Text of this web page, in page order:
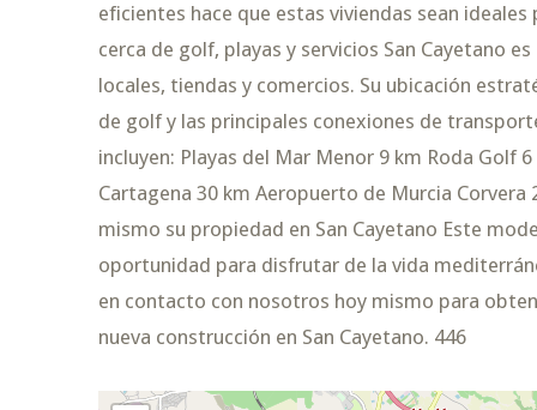
eficientes hace que estas viviendas sean
cerca de golf, playas y servicios San Cayetano
locales, tiendas y comercios. Su ubicación
de golf y las principales conexiones de
incluyen: Playas del Mar Menor 9 km Roda Golf
Cartagena 30 km Aeropuerto de Murcia
mismo su propiedad en San Cayetano Este
oportunidad para disfrutar de la vida
en contacto con nosotros hoy mismo para
nueva construcción en San Cayetano. 446